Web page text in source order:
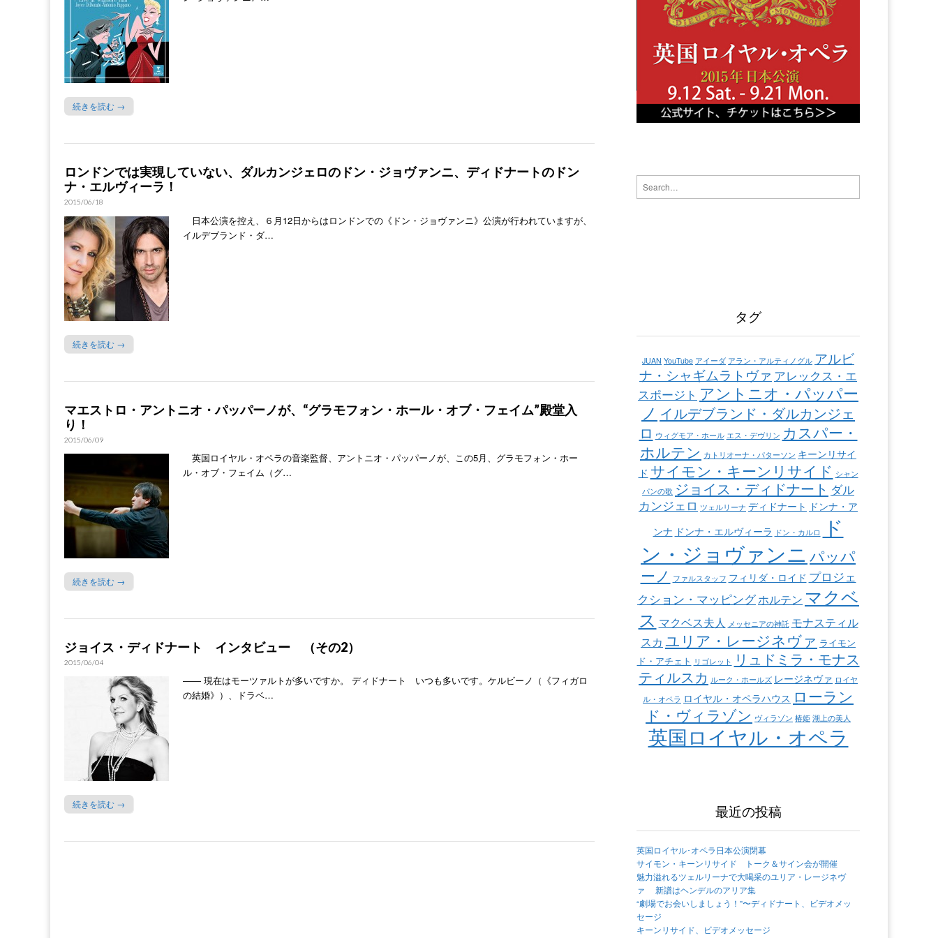
続きを読む →
ロンドンでは実現していない、ダルカンジェロのドン・ジョヴァンニ、ディドナートのドン
ナ・エルヴィーラ！
2015/06/18
日本公演を控え、６月12日からはロンドンでの《ドン・ジョヴァンニ》公演が行われていますが、
イルデブランド・ダ…
続きを読む →
マエストロ・アントニオ・パッパーノが、“グラモフォン・ホール・オブ・フェイム”殿堂入
り！
2015/06/09
英国ロイヤル・オペラの音楽監督、アントニオ・パッパーノが、この5月、グラモフォン・ホー
ル・オブ・フェイム（グ…
続きを読む →
ジョイス・ディドナート インタビュー （その2）
2015/06/04
―― 現在はモーツァルトが多いですか。 ディドナート いつも多いです。ケルビーノ（《フィガロ
の結婚》）、ドラベ…
続きを読む →
タグ
JUAN YouTube アイーダ アラン・アルティノグル アルビ
ナ・シャギムラトヴァ アレックス・エ
スポージト アントニオ・パッパー
ノ イルデブランド・ダルカンジェ
ロ ウィグモア・ホール エス・デヴリン カスパー・
ホルテン カトリオーナ・パターソン キーンリサイ
ド サイモン・キーンリサイド シャン
パンの歌 ジョイス・ディドナート ダル
カンジェロ ツェルリーナ ディドナート ドンナ・ア
ンナ ドンナ・エルヴィーラ ドン・カルロ
ド
ン・ジョヴァンニ パッパ
ーノ ファルスタッフ フィリダ・ロイド プロジェ
クション・マッピングホルテン マクベ
ス マクベス夫人 メッセニアの神託 モナスティル
スカ ユリア・レージネヴァ ライモン
ド・アチェト リゴレット リュドミラ・モナス
ティルスカ ルーク・ホールズ レージネヴァ ロイヤ
ル・オペラ ロイヤル・オペラハウス ローラン
ド・ヴィラゾン ヴィラゾン 椿姫 湖上の美人
英国ロイヤル・オペラ
最近の投稿
英国ロイヤル･オペラ日本公演閉幕
サイモン・キーンリサイド トーク＆サイン会が開催
魅力溢れるツェルリーナで大喝采のユリア・レージネヴ
ァ 新譜はヘンデルのアリア集
“劇場でお会いしましょう！”〜ディドナート、ビデオメッ
セージ
キーンリサイド、ビデオメッセージ